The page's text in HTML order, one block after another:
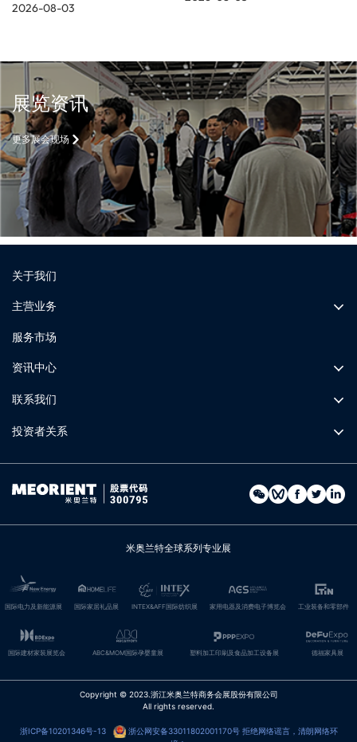
2026-08-03
展览资讯
更多展会现场
关于我们
主营业务
服务市场
资讯中心
联系我们
投资者关系
米奥兰特全球系列专业展
国际电力及新能源展 国际家居礼品展 INTEX&AFF国际纺织展 家用电器及消费电子博览会 工业装备和零部件
国际建材家装展览会 ABC&MOM国际孕婴童展 塑料加工印刷及食品加工设备展 德福家具展
Copyright © 2023.浙江米奥兰特商务会展股份有限公司
All rights reserved.
浙ICP备10201346号-13 浙公网安备33011802001170号 拒绝网络谣言，清朗网络环